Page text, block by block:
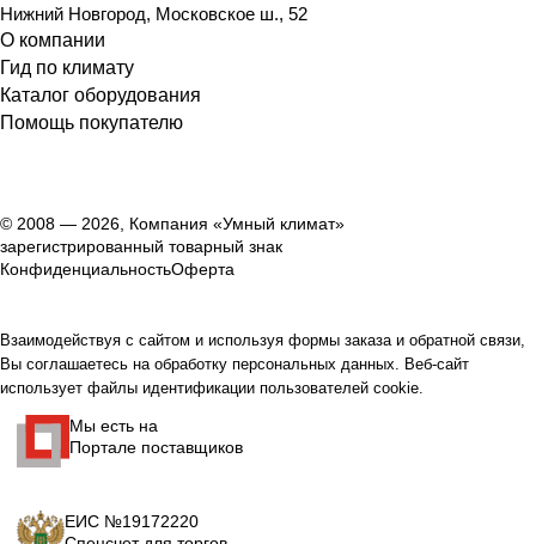
Нижний Новгород, Московское ш., 52
О компании
Гид по климату
Каталог оборудования
Помощь покупателю
© 2008 — 2026, Компания «Умный климат»
зарегистрированный товарный знак
КонфиденциальностьОферта
Взаимодействуя с сайтом и используя формы заказа и обратной связи,
Вы соглашаетесь на обработку персональных данных. Веб-сайт
использует файлы идентификации пользователей cookie.
Мы есть на
Портале поставщиков
ЕИС №19172220